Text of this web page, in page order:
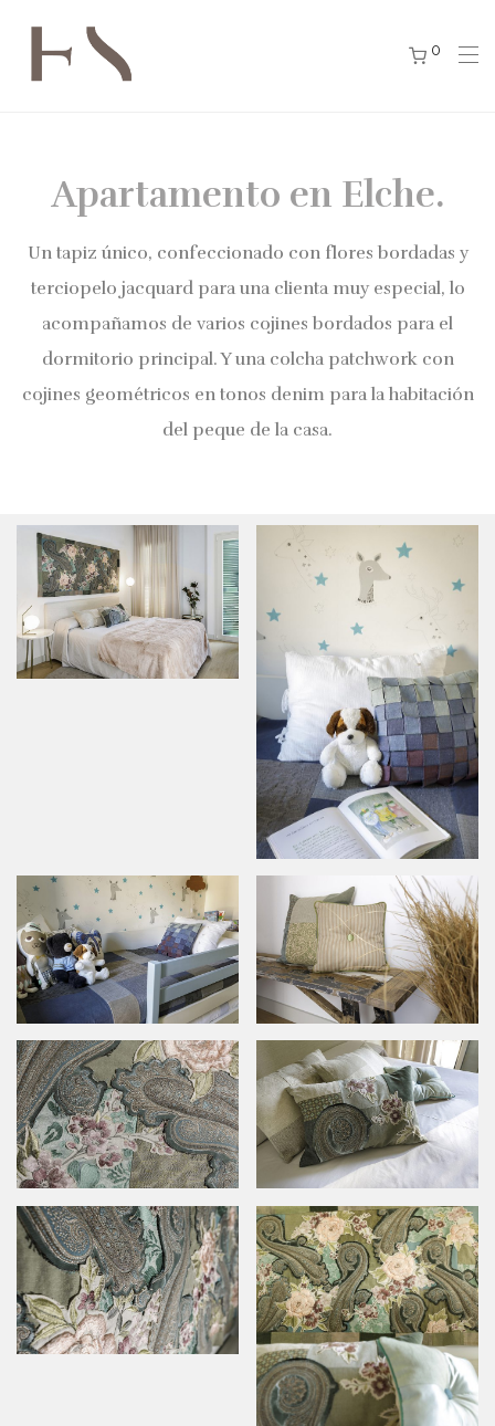
0
Apartamento en Elche.
Un tapiz único, confeccionado con flores bordadas y
terciopelo jacquard para una clienta muy especial, lo
acompañamos de varios cojines bordados para el
dormitorio principal. Y una colcha patchwork con
cojines geométricos en tonos denim para la habitación
del peque de la casa.